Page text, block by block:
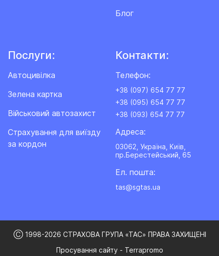
Блог
Послуги:
Автоцивілка
Зелена картка
Військовий автозахист
Cтрахування для виїзду
за кордон
Контакти:
Телефон:
+38 (097) 654 77 77
+38 (095) 654 77 77
+38 (093) 654 77 77
Адреса:
03062, Україна, Київ,
пр.Берестейський, 65
Ел. пошта:
tas@sgtas.ua
Ⓒ 1998-2026 СТРАХОВА ГРУПА «ТАС» ПРАВА ЗАХИЩЕНІ
Просування сайту - Terrapromo